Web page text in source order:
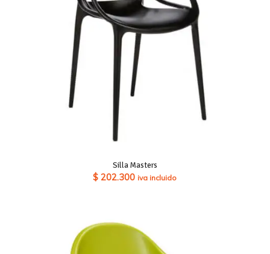
Silla Masters
$ 202.300 iva incluido